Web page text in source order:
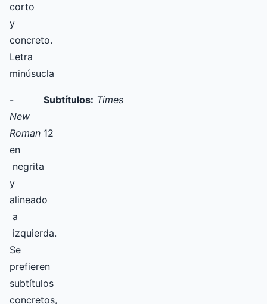
corto
y
concreto.
Letra
minúsucla
- Subtítulos: Times
New
Roman 12
en
negrita
y
alineado
a
izquierda.
Se
prefieren
subtítulos
concretos,